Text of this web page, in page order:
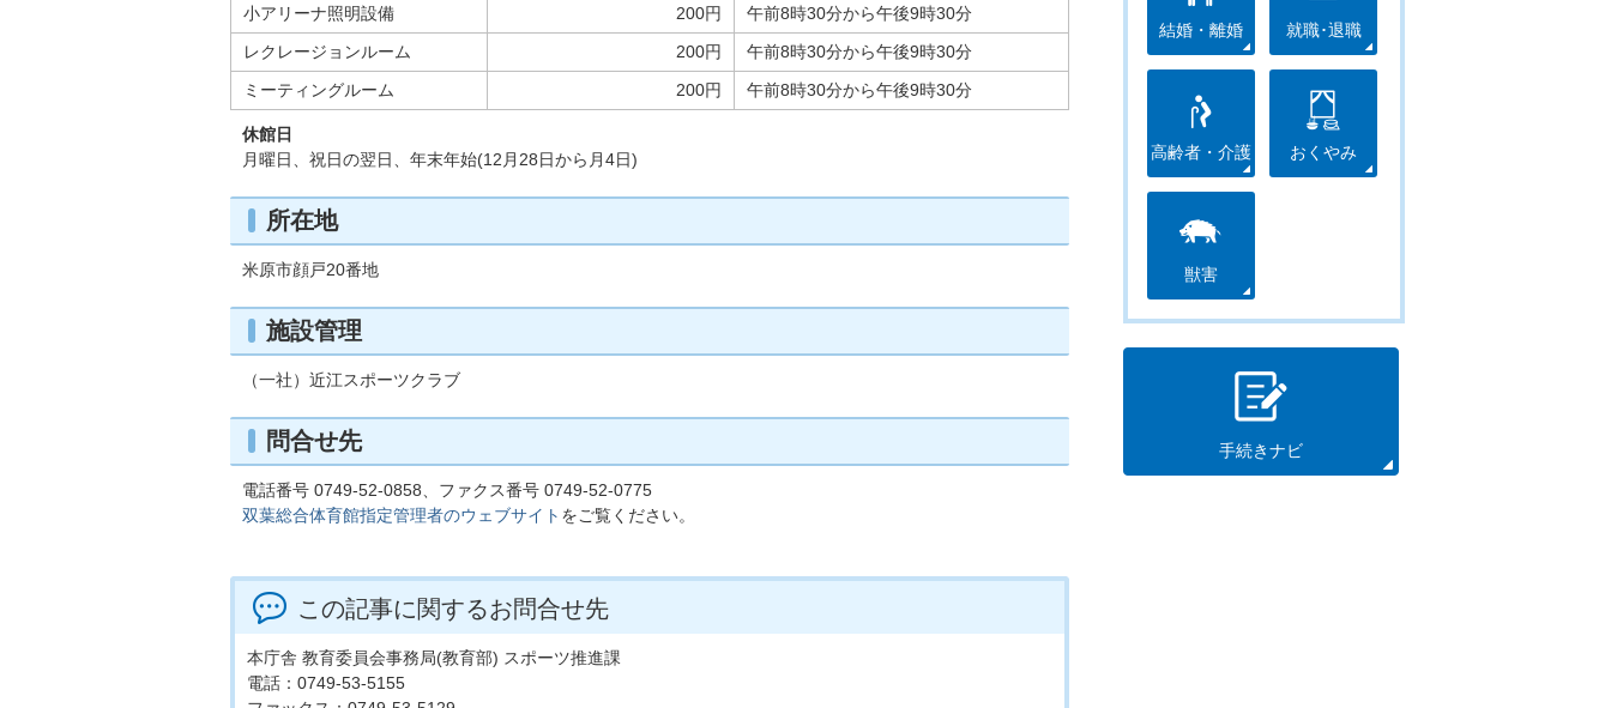
小アリーナ照明設備
200円
午前8時30分から午後9時30分
レクレージョンルーム
200円
午前8時30分から午後9時30分
ミーティングルーム
200円 午前8時30分から午後9時30分
休館日
月曜日、祝日の翌日、年末年始(12月28日から月4日)
所在地
米原市顔戸20番地
施設管理
（一社）近江スポーツクラブ
問合せ先
電話番号 0749-52-0858、ファクス番号 0749-52-0775
双葉総合体育館指定管理者のウェブサイト をご覧ください。
この記事に関するお問合せ先
本庁舎 教育委員会事務局(教育部) スポーツ推進課
電話：0749-53-5155
結婚・離婚 就職･退職
高齢者・介護 おくやみ
獣害
手続きナビ